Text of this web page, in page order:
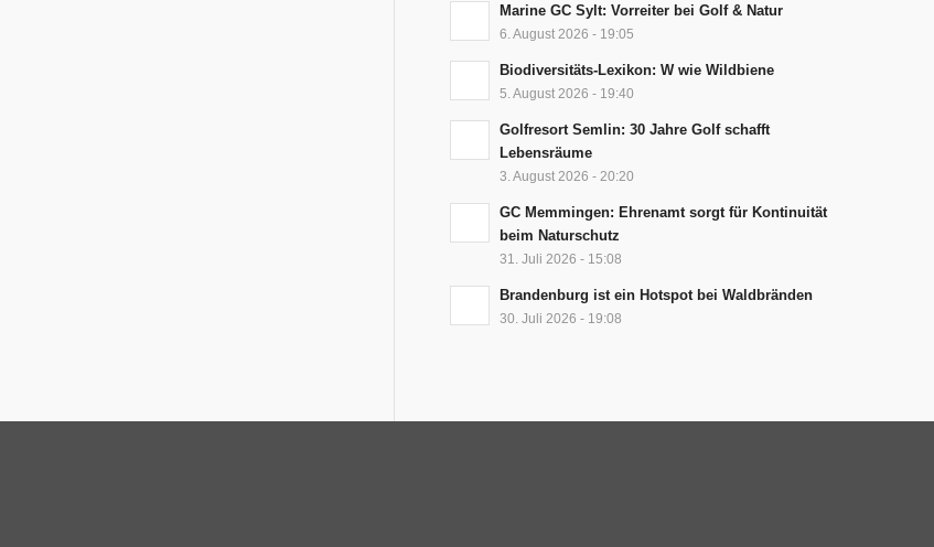
Marine GC Sylt: Vorreiter bei Golf & Natur
6. August 2026 - 19:05
Biodiversitäts-Lexikon: W wie Wildbiene
5. August 2026 - 19:40
Golfresort Semlin: 30 Jahre Golf schafft
Lebensräume
3. August 2026 - 20:20
GC Memmingen: Ehrenamt sorgt für Kontinuität
beim Naturschutz
31. Juli 2026 - 15:08
Brandenburg ist ein Hotspot bei Waldbränden
30. Juli 2026 - 19:08